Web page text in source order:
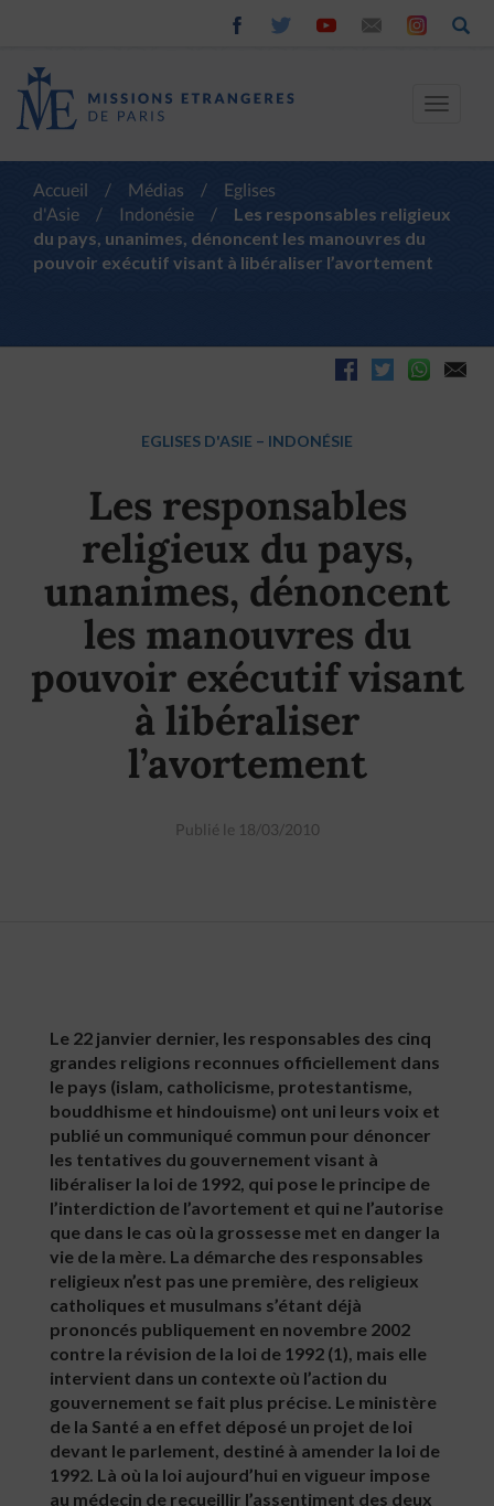
Toggle
Accueil / Médias /
Eglises
d'Asie
/ Indonésie /
Les responsables religieux
du pays, unanimes, dénoncent les manouvres du
pouvoir exécutif visant à libéraliser l’avortement
EGLISES D'ASIE – INDONÉSIE
Les responsables
religieux du pays,
unanimes, dénoncent
les manouvres du
pouvoir exécutif visant
à libéraliser
l’avortement
Publié le 18/03/2010
Le 22 janvier dernier, les responsables des cinq
grandes religions reconnues officiellement dans
le pays (islam, catholicisme, protestantisme,
bouddhisme et hindouisme) ont uni leurs voix et
publié un communiqué commun pour dénoncer
les tentatives du gouvernement visant à
libéraliser la loi de 1992, qui pose le principe de
l’interdiction de l’avortement et qui ne l’autorise
que dans le cas où la grossesse met en danger la
vie de la mère. La démarche des responsables
religieux n’est pas une première, des religieux
catholiques et musulmans s’étant déjà
prononcés publiquement en novembre 2002
contre la révision de la loi de 1992 (1), mais elle
intervient dans un contexte où l’action du
gouvernement se fait plus précise. Le ministère
de la Santé a en effet déposé un projet de loi
devant le parlement, destiné à amender la loi de
1992. Là où la loi aujourd’hui en vigueur impose
au médecin de recueillir l’assentiment des deux